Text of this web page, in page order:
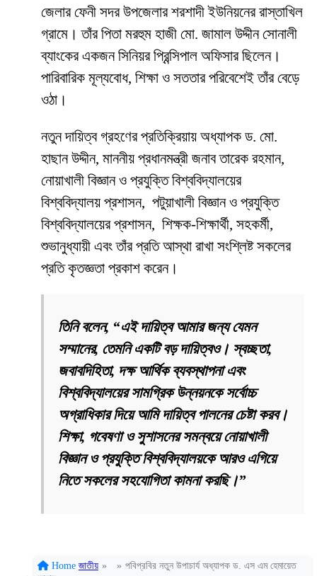
জেলার ফেনী সদর উপজেলার শরশাদী ইউনিয়নের রাস্তাখিল
গ্রামে। তাঁর পিতা মরহুম হাজী মো. জামাল উদ্দীন সোনালী
ব্যাংকের একজন সিনিয়র প্রিন্সিপাল অফিসার ছিলেন।
পারিবারিক মূল্যবোধ, শিক্ষা ও সততার পরিবেশেই তাঁর বেড়ে
ওঠা।
নতুন দায়িত্ব গ্রহণের প্রতিক্রিয়ায় অধ্যাপক ড. মো.
হাছান উদ্দীন, মাননীয় প্রধানমন্ত্রী জনাব তারেক রহমান,
নোয়াখালী বিজ্ঞান ও প্রযুক্তি বিশ্ববিদ্যালয়ের
বিশ্ববিদ্যালয় প্রশাসন, পটুয়াখালী বিজ্ঞান ও প্রযুক্তি
বিশ্ববিদ্যালয়ের প্রশাসন, শিক্ষক-শিক্ষার্থী, সহকর্মী,
শুভানুধ্যায়ী এবং তাঁর প্রতি আস্থা রাখা সংশ্লিষ্ট সকলের
প্রতি কৃতজ্ঞতা প্রকাশ করেন।
তিনি বলেন, “এই দায়িত্ব আমার জন্য যেমন
সম্মানের, তেমনি একটি বড় দায়িত্বও। স্বচ্ছতা,
জবাবদিহিতা, দক্ষ আর্থিক ব্যবস্থাপনা এবং
বিশ্ববিদ্যালয়ের সামগ্রিক উন্নয়নকে সর্বোচ্চ
অগ্রাধিকার দিয়ে আমি দায়িত্ব পালনের চেষ্টা করব।
শিক্ষা, গবেষণা ও সুশাসনের সমন্বয়ে নোয়াখালী
বিজ্ঞান ও প্রযুক্তি বিশ্ববিদ্যালয়কে আরও এগিয়ে
নিতে সকলের সহযোগিতা কামনা করছি।”
Home জাতীয় » » পবিপ্রবির নতুন উপাচার্য অধ্যাপক ড. এস এম হেমায়েত